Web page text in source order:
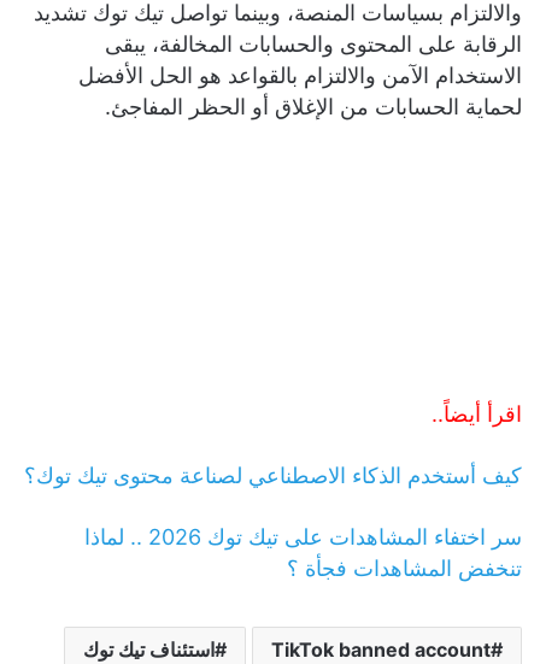
والالتزام بسياسات المنصة، وبينما تواصل تيك توك تشديد
الرقابة على المحتوى والحسابات المخالفة، يبقى
الاستخدام الآمن والالتزام بالقواعد هو الحل الأفضل
لحماية الحسابات من الإغلاق أو الحظر المفاجئ.
اقرأ أيضاً..
كيف أستخدم الذكاء الاصطناعي لصناعة محتوى تيك توك؟
سر اختفاء المشاهدات على تيك توك 2026 .. لماذا
تنخفض المشاهدات فجأة ؟
TikTok banned account استئناف تيك توك